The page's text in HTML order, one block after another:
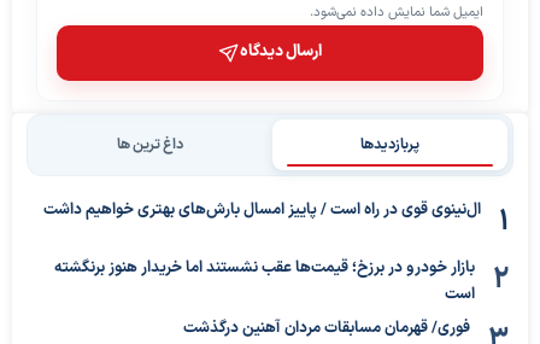
ایمیل شما نمایش داده نمی‌شود.
ارسال دیدگاه
پربازدیدها داغ ترین ها
ال‌نینوی قوی در راه است / پاییز امسال بارش‌های بهتری خواهیم داشت
بازار خودرو در برزخ؛ قیمت‌ها عقب نشستند اما خریدار هنوز برنگشته
است
فوری/ قهرمان مسابقات مردان آهنین درگذشت